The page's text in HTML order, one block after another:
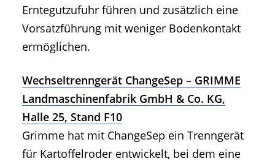
Erntegutzufuhr führen und zusätzlich eine
Vorsatzführung mit weniger Bodenkontakt
ermöglichen.
Wechseltrenngerät ChangeSep – GRIMME
Landmaschinenfabrik GmbH & Co. KG,
Halle 25, Stand F10
Grimme hat mit ChangeSep ein Trenngerät
für Kartoffelroder entwickelt, bei dem eine